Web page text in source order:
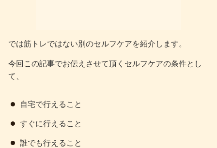
では筋トレではない別のセルフケアを紹介します。
今回この記事でお伝えさせて頂くセルフケアの条件とし
て、
自宅で行えること
すぐに行えること
誰でも行えること